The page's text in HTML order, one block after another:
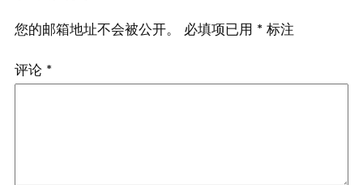
您的邮箱地址不会被公开。 必填项已用 * 标注
评论 *